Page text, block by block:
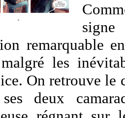
remarquable
les
On retrouve
deux